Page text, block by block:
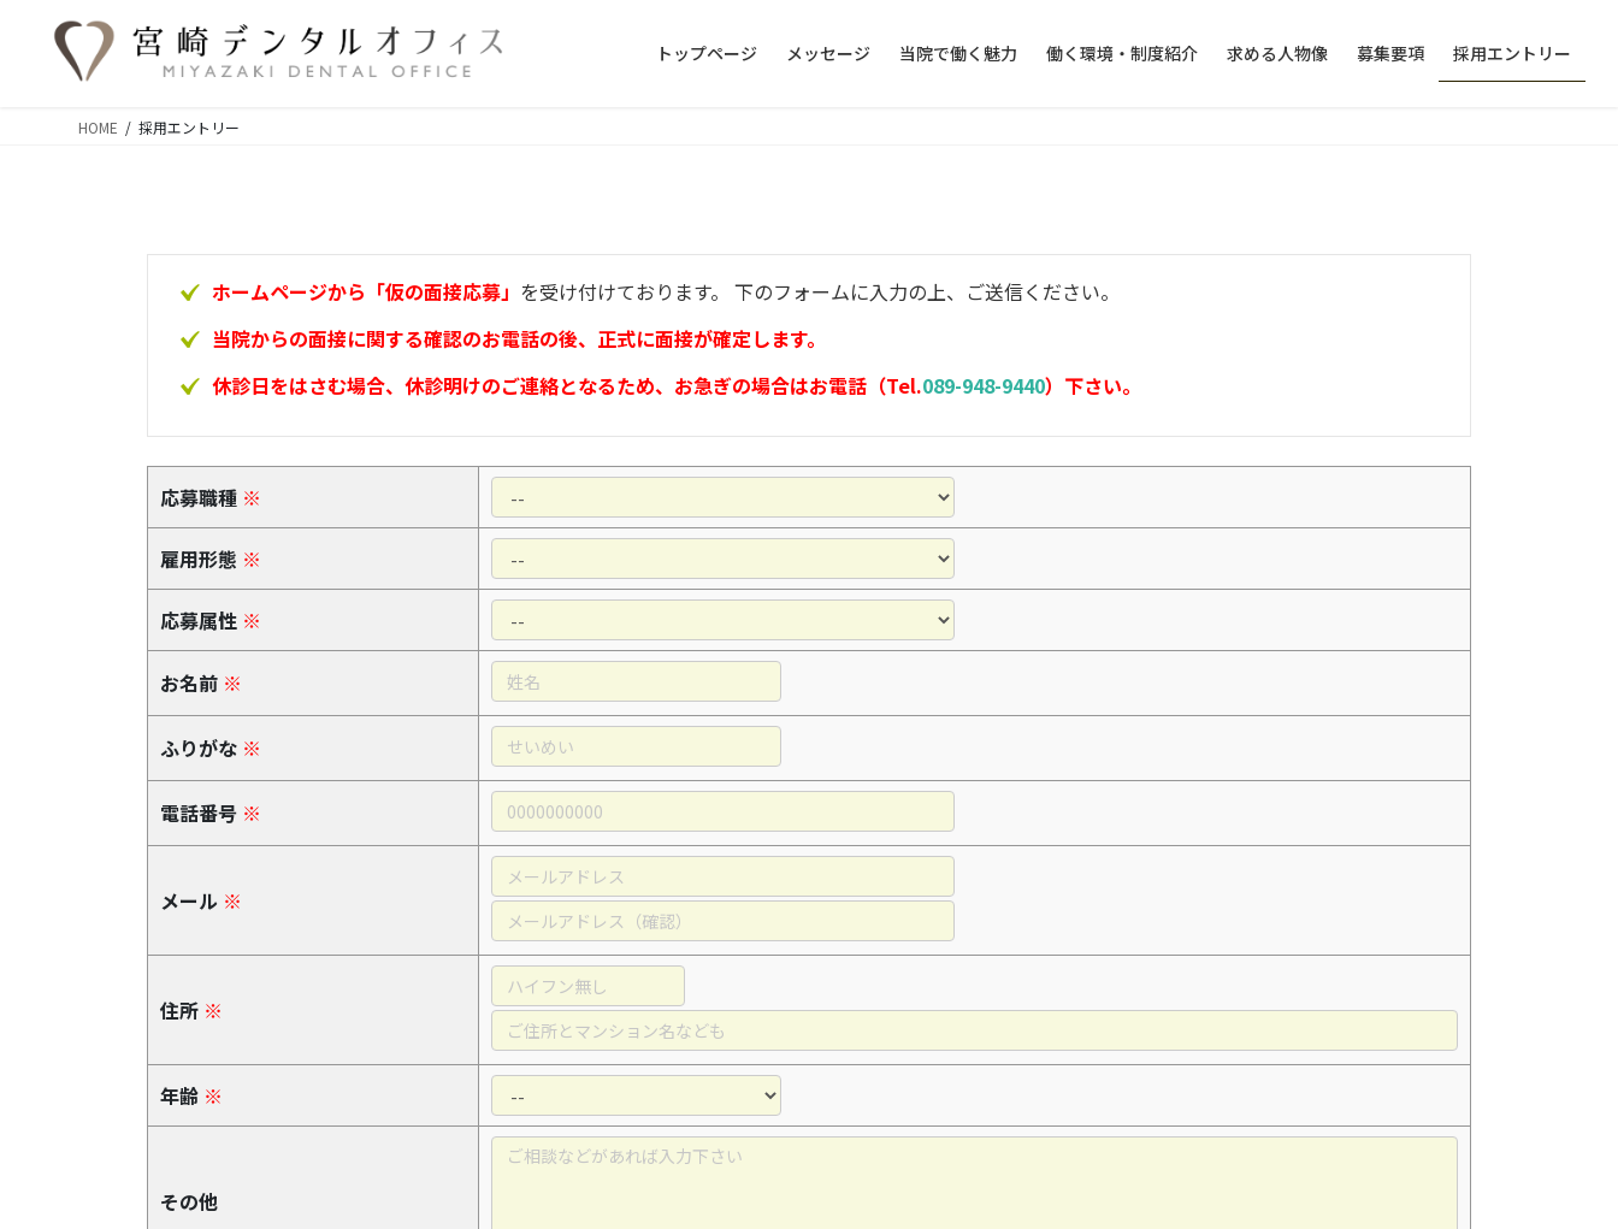
トップページ メッセージ 当院で働く魅力 働く環境・制度紹介 求める人物像 募集要項 採用エントリー
HOME 採用エントリー
ホームページから「仮の面接応募」 を受け付けております。 下のフォームに入力の上、ご送信ください。
当院からの面接に関する確認のお電話の後、正式に面接が確定します。
休診日をはさむ場合、休診明けのご連絡となるため、お急ぎの場合はお電話（Tel.089-948-9440）下さい。
応募職種 ※
雇用形態 ※
応募属性 ※
お名前 ※
ふりがな ※
電話番号 ※
メール ※
住所 ※
年齢 ※
その他